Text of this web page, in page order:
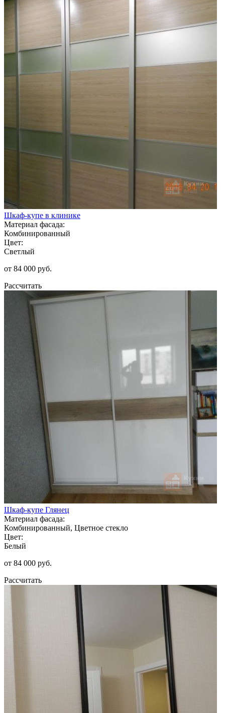
Шкаф-купе в клинике
Материал фасада:
Комбинированный
Цвет:
Светлый
от 84 000 руб.
Рассчитать
Шкаф-купе Глянец
Материал фасада:
Комбинированный, Цветное стекло
Цвет:
Белый
от 84 000 руб.
Рассчитать